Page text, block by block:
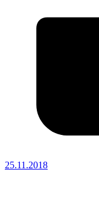
25.11.2018